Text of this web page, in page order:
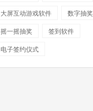
大屏互动游戏软件
数字抽奖
摇一摇抽奖
签到软件
电子签约仪式